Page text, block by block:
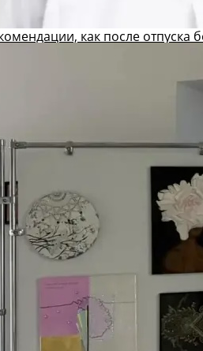
как после отпуска